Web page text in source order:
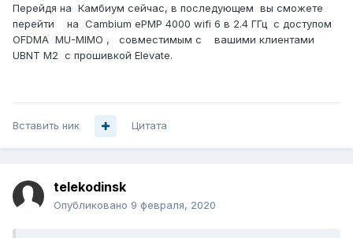
Перейдя на Камбиум сейчас, в последующем вы сможете
перейти на Cambium ePMP 4000 wifi 6 в 2.4 ГГц с доступом
OFDMA MU-MIMO , совместимым c вашими клиентами
UBNT M2 с прошивкой Elevate.
Вставить ник Цитата
telekodinsk
Опубликовано 9 февраля, 2020